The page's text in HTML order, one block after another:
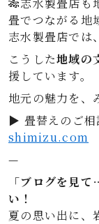
畳でつながる地
志水製畳店では
こうした地域の
援しています。
地元の魅力を、
▶ 畳替えのご相
shimizu.com
—
「ブログを見
い！
夏の思い出に、